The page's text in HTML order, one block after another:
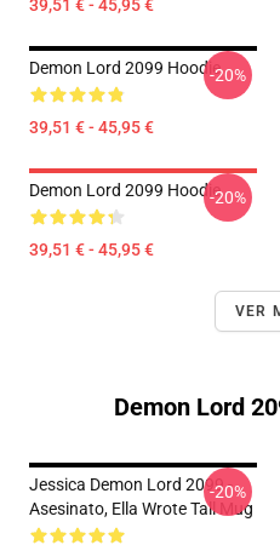
39,51 € - 45,95 €
Demon Lord 2099 Hoodie
39,51 € - 45,95 €
-20%
Demon Lord 2099 Hoodie
39,51 € - 45,95 €
-20%
VER
Demon Lord
Jessica Demon Lord 2099 -
Asesinato, Ella Wrote Tall Mug
-20%